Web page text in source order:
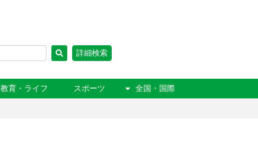
詳細検索
教育・ライフ スポーツ 全国・国際